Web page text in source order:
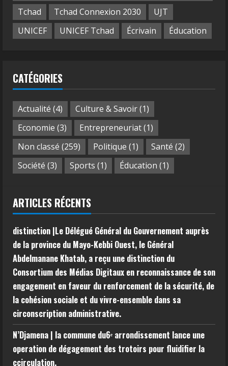
Tchad
Tchad Connexion 2030
UJT
UNICEF
UNICEF Tchad Écrivain Éducation
CATÉGORIES
Actualité (4) Culture & Savoir(1)
Economie (3) Entrepreneuriat(1)
Non classé (259) Politique (1) Santé (2)
Société (3) Sports (1) Éducation (1)
ARTICLES RÉCENTS
distinction |Le Délégué Général du Gouvernement auprès
de la province du Mayo-Kebbi Ouest, le Général
Abdelmanane Khatab, a reçu une distinction du
Consortium des Médias Digitaux en reconnaissance de son
engagement en faveur du renforcement de la sécurité, de
la cohésion sociale et du vivre-ensemble dans sa
circonscription administrative.
N’Djamena | la commune du6ᵉ arrondissement lance une
operation de dégagement des trotoirs pour fluidifier la
ccirculation.